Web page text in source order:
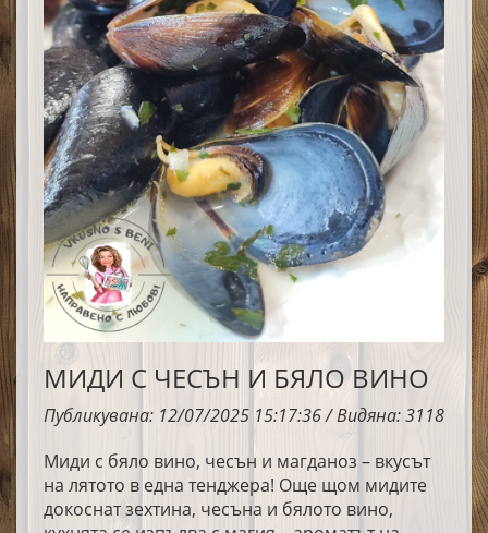
МИДИ С ЧЕСЪН И БЯЛО ВИНО
Публикувана: 12/07/2025 15:17:36 / Видяна: 3118
Миди с бяло вино, чесън и магданоз – вкусът
на лятото в една тенджера! Още щом мидите
докоснат зехтина, чесъна и бялото вино,